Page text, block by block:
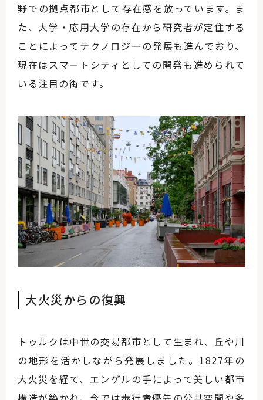
野での拠点都市として存在感を放っています。ま
た、大学・応用大学の存在から研究者が定住する
ことによってテクノロジーの発展も進んでおり、
現在はスマートシティとしての開発も進められて
いる注目の街です。
大火災からの復興
トゥルクは中世の交易都市として生まれ、丘や川
の地形を活かしながら発展しました。1827年の
大火災を経て、エンゲルの手によって美しい都市